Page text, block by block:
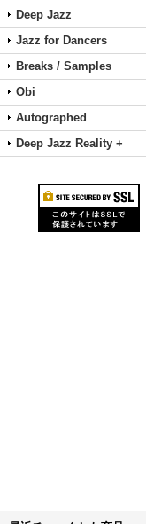
Deep Jazz
Jazz for Dancers
Breaks / Samples
Obi
Autographed
Deep Jazz Reality +